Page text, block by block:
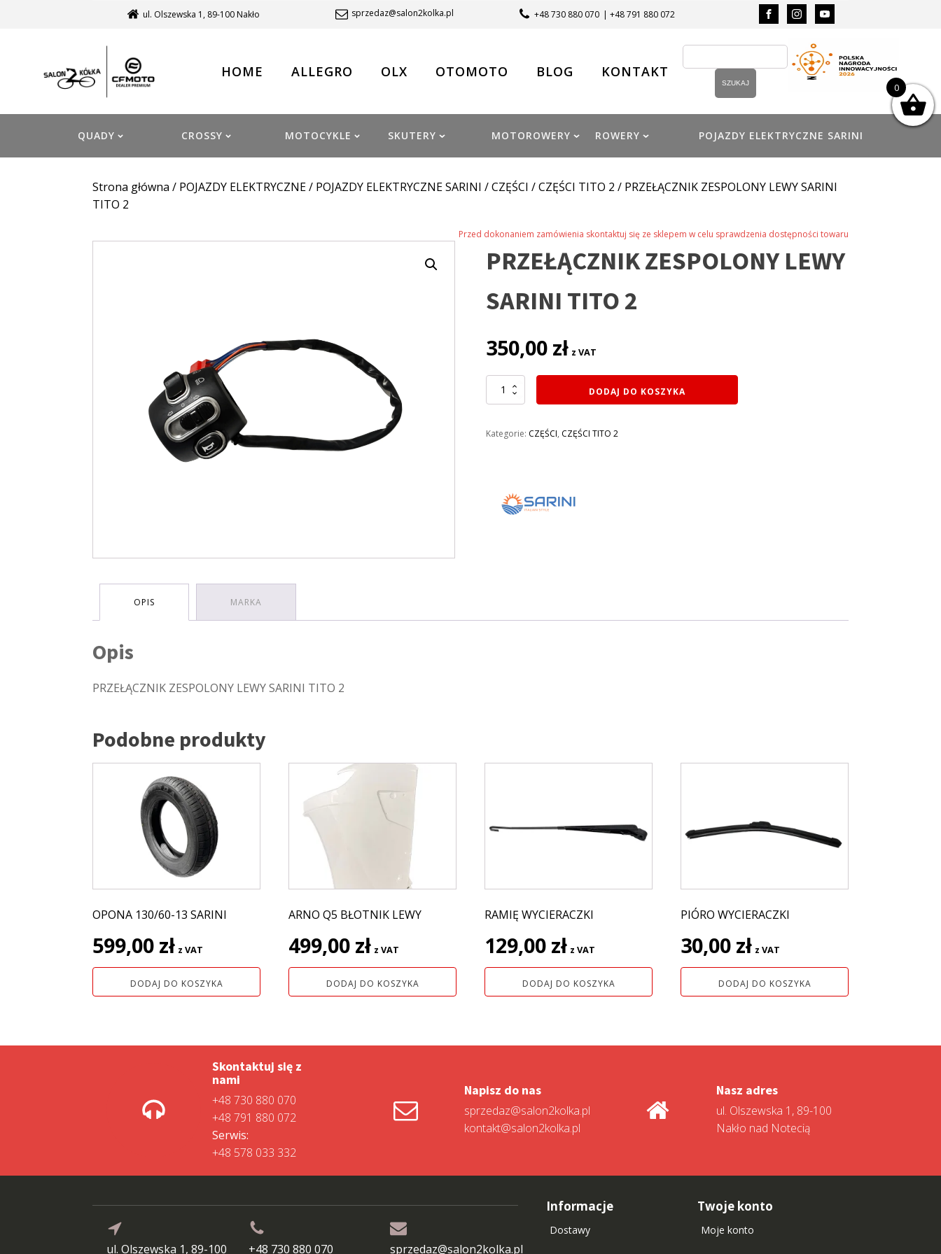
ul. Olszewska 1, 89-100 Nakło sprzedaz@salon2kolka.pl +48 730 880 070 | +48 791 880 072
HOME ALLEGRO OLX OTOMOTO BLOG KONTAKT
QUADY CROSSY MOTOCYKLE SKUTERY MOTOROWERY ROWERY POJAZDY ELEKTRYCZNE SARINI
Strona główna / POJAZDY ELEKTRYCZNE/ POJAZDY ELEKTRYCZNE SARINI /CZĘŚCI /CZĘŚCI TITO 2 / PRZEŁĄCZNIK ZESPOLONY LEWY SARINI
TITO 2
Przed dokonaniem zamówienia skontaktuj się ze sklepem w celu sprawdzenia dostępności towaru
PRZEŁĄCZNIK ZESPOLONY LEWY
SARINI TITO 2
350,00 zł z VAT
ilość
PRZEŁĄCZNIK
SARINI
DODAJ DO KOSZYKA
Kategorie: CZĘŚCI, CZĘŚCI TITO 2
OPIS MARKA
Opis
PRZEŁĄCZNIK ZESPOLONY LEWY SARINI TITO 2
Podobne produkty
OPONA 130/60-13 SARINI
599,00 zł z VAT
DODAJ DO KOSZYKA
ARNO Q5 BŁOTNIK LEWY
499,00 zł z VAT
DODAJ DO KOSZYKA
RAMIĘ WYCIERACZKI
129,00 zł z VAT
DODAJ DO KOSZYKA
PIÓRO WYCIERACZKI
30,00 zł z VAT
DODAJ DO KOSZYKA
Skontaktuj się z
nami
+48 730 880 070
+48 791 880 072
Serwis:
+48 578 033 332
Napisz do nas
sprzedaz@salon2kolka.pl
kontakt@salon2kolka.pl
Nasz adres
ul. Olszewska 1, 89-100
Nakło nad Notecią
ul. Olszewska 1, 89-100 +48 730 880 070 sprzedaz@salon2kolka.pl
Informacje
Dostawy
Twoje konto
Moje konto
0